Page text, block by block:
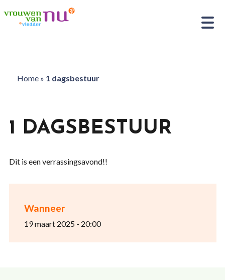
Home» 1 dagsbestuur
Wanneer
19 maart 2025 - 20:00
1 DAGSBESTUUR
Dit is een verrassingsavond!!